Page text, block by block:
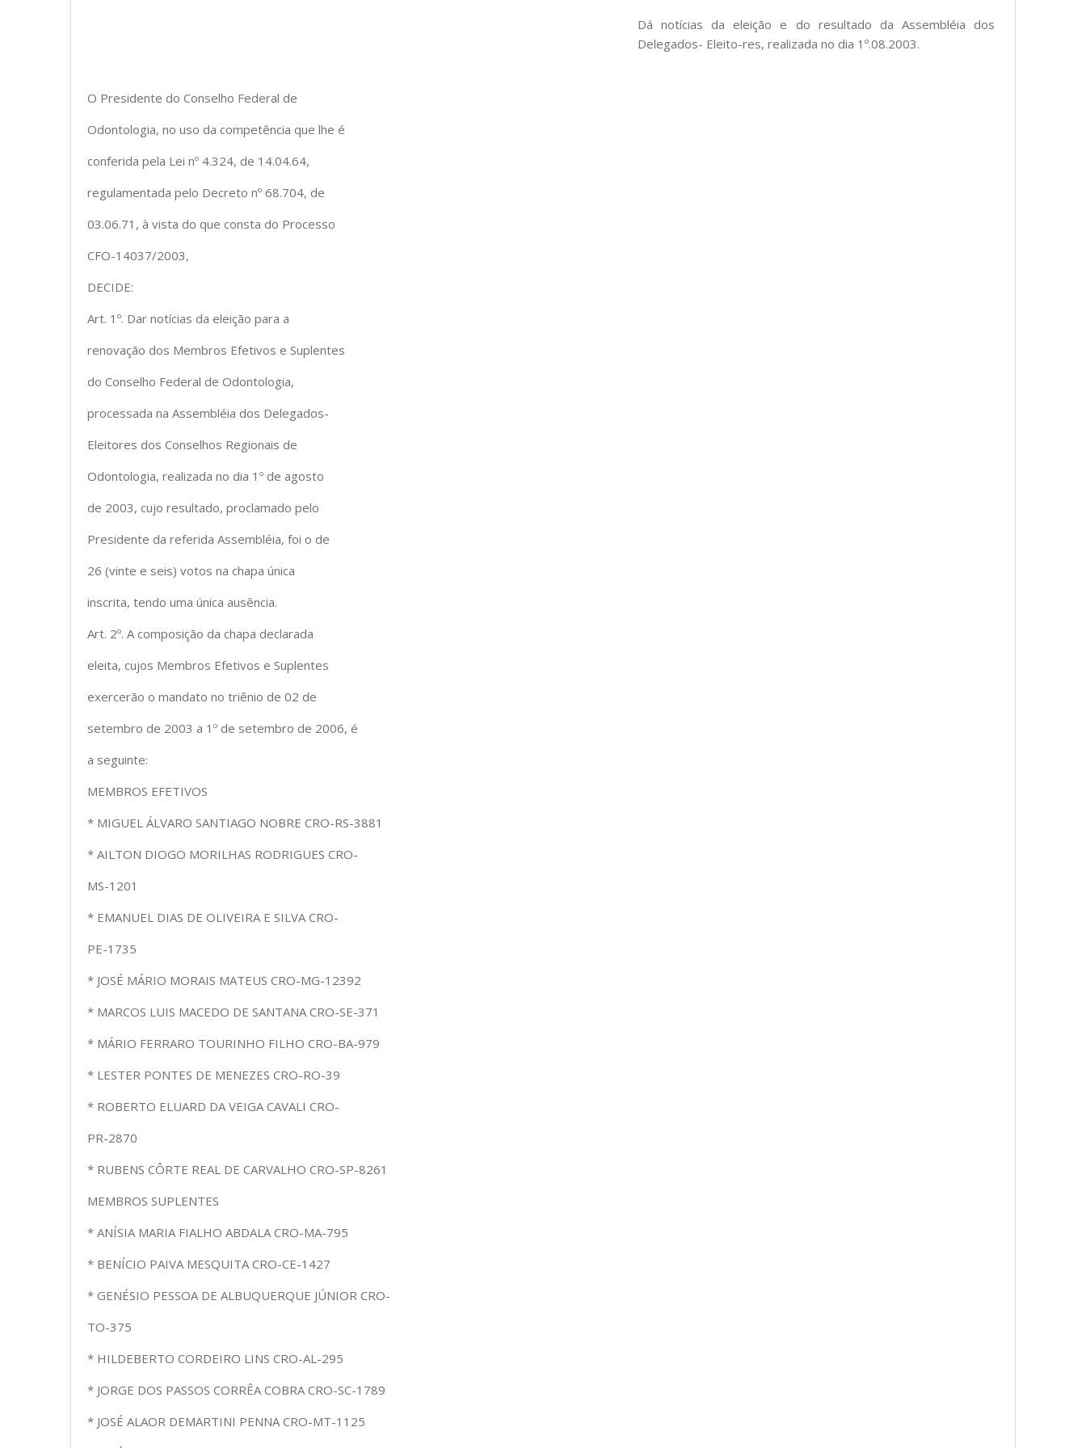
Dá notícias da eleição e do resultado da Assembléia dos
Delegados- Eleito-res, realizada no dia 1º.08.2003.
O Presidente do Conselho Federal de
Odontologia, no uso da competência que lhe é
conferida pela Lei nº 4.324, de 14.04.64,
regulamentada pelo Decreto nº 68.704, de
03.06.71, à vista do que consta do Processo
CFO-14037/2003,
DECIDE:
Art. 1º. Dar notícias da eleição para a
renovação dos Membros Efetivos e Suplentes
do Conselho Federal de Odontologia,
processada na Assembléia dos Delegados-
Eleitores dos Conselhos Regionais de
Odontologia, realizada no dia 1º de agosto
de 2003, cujo resultado, proclamado pelo
Presidente da referida Assembléia, foi o de
26 (vinte e seis) votos na chapa única
inscrita, tendo uma única ausência.
Art. 2º. A composição da chapa declarada
eleita, cujos Membros Efetivos e Suplentes
exercerão o mandato no triênio de 02 de
setembro de 2003 a 1º de setembro de 2006, é
a seguinte:
MEMBROS EFETIVOS
* MIGUEL ÁLVARO SANTIAGO NOBRE CRO-RS-3881
* AILTON DIOGO MORILHAS RODRIGUES CRO-
MS-1201
* EMANUEL DIAS DE OLIVEIRA E SILVA CRO-
PE-1735
* JOSÉ MÁRIO MORAIS MATEUS CRO-MG-12392
* MARCOS LUIS MACEDO DE SANTANA CRO-SE-371
* MÁRIO FERRARO TOURINHO FILHO CRO-BA-979
* LESTER PONTES DE MENEZES CRO-RO-39
* ROBERTO ELUARD DA VEIGA CAVALI CRO-
PR-2870
* RUBENS CÔRTE REAL DE CARVALHO CRO-SP-8261
MEMBROS SUPLENTES
* ANÍSIA MARIA FIALHO ABDALA CRO-MA-795
* BENÍCIO PAIVA MESQUITA CRO-CE-1427
* GENÉSIO PESSOA DE ALBUQUERQUE JÚNIOR CRO-
TO-375
* HILDEBERTO CORDEIRO LINS CRO-AL-295
* JORGE DOS PASSOS CORRÊA COBRA CRO-SC-1789
* JOSÉ ALAOR DEMARTINI PENNA CRO-MT-1125